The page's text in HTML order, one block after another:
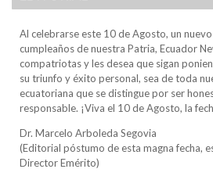
Al celebrarse este 10 de Agosto, un
cumpleaños de nuestra Patria, Ecuador
compatriotas y les desea que sigan
su triunfo y éxito personal, sea de toda
ecuatoriana que se distingue por ser
responsable. ¡Viva el 10 de Agosto, la
Dr. Marcelo Arboleda Segovia
(Editorial póstumo de esta magna fecha,
Director Emérito)